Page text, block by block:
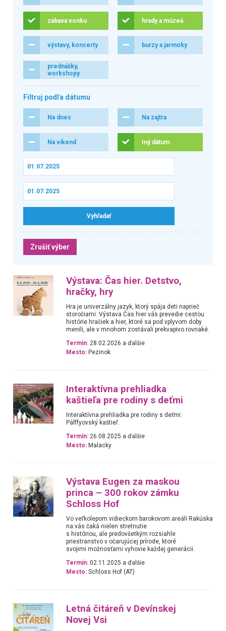
zábava vonku hrady a múzeá
výstavy, koncerty burzy a jarmoky
prednášky,
workshopy
Filtruj podľa dátumu
Na dnes Na zajtra
Na víkend Iný dátum
Zrušiť výber
Výstava: Čas hier. Detstvo,
hračky, hry
Hra je univerzálny jazyk, ktorý spája deti naprieč
storočiami. Výstava Čas hier vás prevedie cestou
histórie hračiek a hier, ktoré sa pod vplyvom doby
menili, ale v mnohom zostávali prekvapivo rovnaké.
Termín: 28.02.2026 a ďalšie
Mesto: Pezinok
Interaktívna prehliadka
kaštieľa pre rodiny s deťmi
Interaktívna prehliadka pre rodiny s deťmi:
Pálffyovský kaštieľ.
Termín: 26.08.2025 a ďalšie
Mesto: Malacky
Výstava Eugen za maskou
princa – 300 rokov zámku
Schloss Hof
Vo veľkolepom vidieckom barokovom areáli Rakúska
na vás čaká nielen stretnutie
s históriou, ale predovšetkým rozsiahle
priestranstvo v očarujúcej prírode, ktoré
svojimi možnosťami vyhovie každej generácii.
Termín: 02.11.2025 a ďalšie
Mesto: Schloss Hof (AT)
Letná čitáreň v Devínskej
Novej Vsi